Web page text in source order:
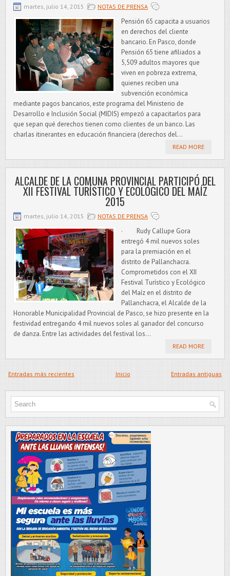
martes, julio 14, 2015 NOTAS DE PRENSA
Pensión 65 capacita a usuarios
en derechos del cliente
bancario. En Pasco, donde
Pensión 65 tiene afiliados a
5,509 adultos mayores que
viven en pobreza extrema,
quienes reciben una
subvención económica
mediante pagos bancarios, este programa del Ministerio de
Desarrollo e Inclusión Social (MIDIS) empezó a capacitarlos para
que sepan qué derechos tienen como clientes de un banco. Las
charlas itinerantes en educación financiera (derechos del...
READ MORE
ALCALDE DE LA COMUNA PROVINCIAL PARTICIPÓ DEL
XII FESTIVAL TURÍSTICO Y ECOLÓGICO DEL MAÍZ
2015
martes, julio 14, 2015 NOTAS DE PRENSA
· Rudy Callupe Gora
entregó 4 mil nuevos soles
para la premiación en el
distrito de Pallanchacra.
Comprometidos con el XII
Festival Turístico y Ecológico
del Maíz en el distrito de
Pallanchacra, el Alcalde de la
Honorable Municipalidad Provincial de Pasco, se hizo presente en la
festividad entregando 4 mil nuevos soles al ganador del concurso
de danza. Entre las actividades del festival los...
READ MORE
Entradas más recientes Entradas antiguas
Inicio